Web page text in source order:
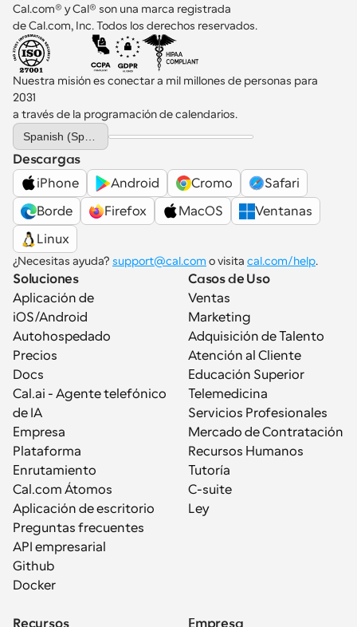
Cal.com® y Cal® son una marca registrada
de Cal.com, Inc. Todos los derechos reservados.
Nuestra misión es conectar a mil millones de personas para
2031
a través de la programación de calendarios.
Select Language
Descargas
iPhone
Android Cromo
Safari
Borde
Firefox MacOS
Ventanas
Linux
¿Necesitas ayuda? support@cal.com o visita cal.com/help.
Soluciones
Aplicación de
iOS/Android
Autohospedado
Precios
Docs
Cal.ai - Agente telefónico
de IA
Empresa
Plataforma
Enrutamiento
Cal.com Átomos
Aplicación de escritorio
Preguntas frecuentes
API empresarial
Github
Docker
Casos de Uso
Ventas
Marketing
Adquisición de Talento
Atención al Cliente
Educación Superior
Telemedicina
Servicios Profesionales
Mercado de Contratación
Recursos Humanos
Tutoría
C-suite
Ley
Recursos Empresa